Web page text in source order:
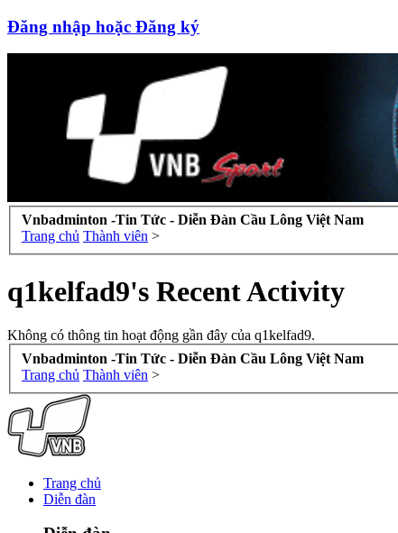
Đăng nhập hoặc Đăng ký
Vnbadminton -Tin Tức - Diễn Đàn Cầu Lông Việt Nam
Trang chủ Thành viên >
q1kelfad9's Recent Activity
Không có thông tin hoạt động gần đây của q1kelfad9.
Vnbadminton -Tin Tức - Diễn Đàn Cầu Lông Việt Nam
Trang chủ Thành viên >
Trang chủ
Diễn đàn